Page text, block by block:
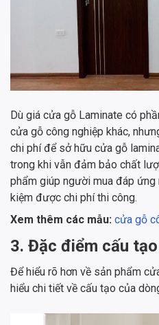
Dù giá cửa gỗ Laminate có
cửa gỗ công nghiệp khác,
chi phí để sở hữu cửa gỗ
trong khi vẫn đảm bảo chất
phẩm giúp người mua đáp
kiệm được chi phí thi công.
Xem thêm các mẫu: cửa gỗ
3. Đặc điểm cấu
Để hiểu rõ hơn về sản phẩm
hiểu chi tiết về cấu tạo của